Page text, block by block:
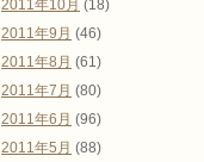
2011年10月 (18)
2011年9月 (46)
2011年8月 (61)
2011年7月 (80)
2011年6月 (96)
2011年5月 (88)